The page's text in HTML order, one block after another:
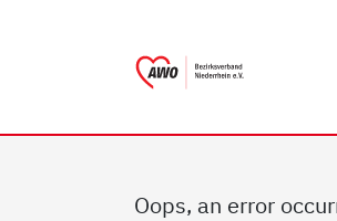
Oops, an error